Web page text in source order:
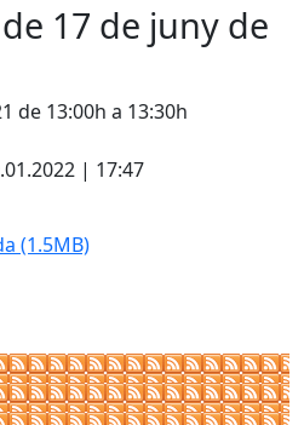
17 de juny de
de 13:00h a 13:30h
| 17:47
(1.5MB)